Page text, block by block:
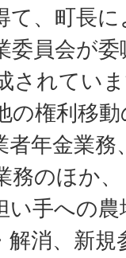
て、町長
委員会が
されてい
の権利移
年金業
務のほか
い手への
解消、新